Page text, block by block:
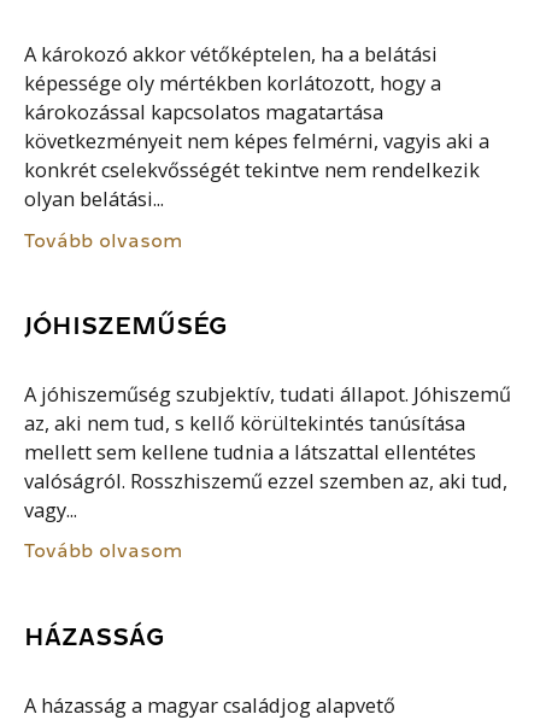
A károkozó akkor vétőképtelen, ha a belátási
képessége oly mértékben korlátozott, hogy a
károkozással kapcsolatos magatartása
következményeit nem képes felmérni, vagyis aki a
konkrét cselekvősségét tekintve nem rendelkezik
olyan belátási...
Tovább olvasom
JÓHISZEMŰSÉG
A jóhiszeműség szubjektív, tudati állapot. Jóhiszemű
az, aki nem tud, s kellő körültekintés tanúsítása
mellett sem kellene tudnia a látszattal ellentétes
valóságról. Rosszhiszemű ezzel szemben az, aki tud,
vagy...
Tovább olvasom
HÁZASSÁG
A házasság a magyar családjog alapvető